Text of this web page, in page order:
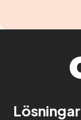
Lösningar